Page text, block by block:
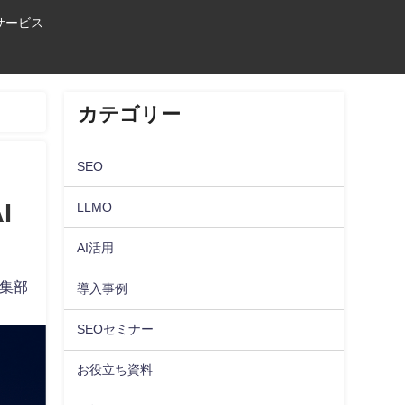
ービス
部
カテゴリー
SEO
LLMO
AI活用
導入事例
SEOセミナー
お役立ち資料